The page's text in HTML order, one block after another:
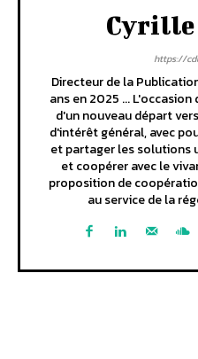
Cyrille
https://
Directeur de la
ans en 2025 ...
d'un nouveau départ
d'intérêt général, avec
et partager les solutions
et coopérer avec le
proposition de
au service de la